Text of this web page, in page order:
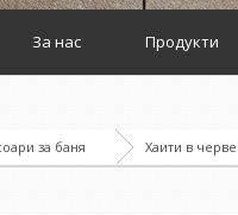
За нас Продукти
за баня Хаити в